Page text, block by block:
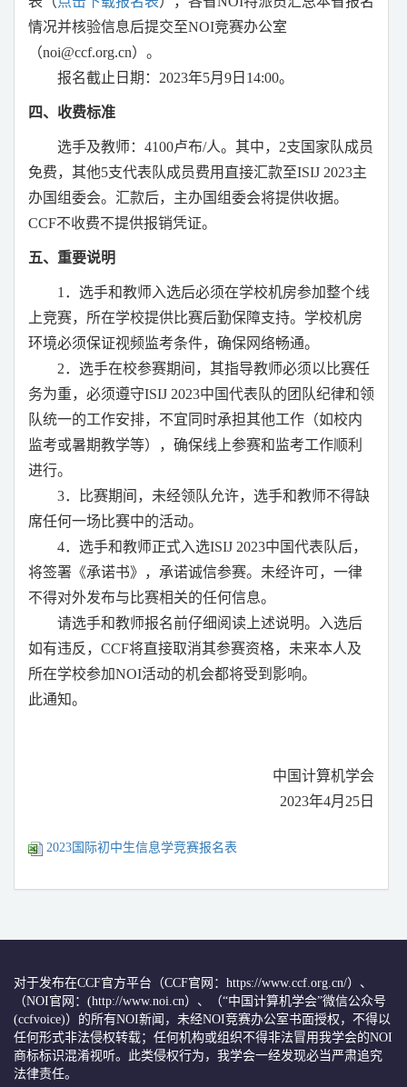
情况并核验信息后提交至NOI竞赛办公室
（noi@ccf.org.cn）。
报名截止日期： 2023年5月 9 日 14:00。
四、收费标准
选手及教师： 4100卢布/人。其中， 2支国家队成员
免费，其他5支代表队成员费用直接汇款至ISIJ 2023主
办国组委会。汇款后，主办国组委会将提供收据。
CCF不收费不提供报销凭证。
五、重要说明
1 ．选手和教师入选后必须在学校机房参加整个线
上竞赛，所在学校提供比赛后勤保障支持。学校机房
环境必须保证视频监考条件，确保网络畅通。
2．选手在校参赛期间，其指导教师必须以比赛任
务为重，必须遵守ISIJ 2023中国代表队的团队纪律和领
队统一的工作安排，不宜同时承担其他工作（如校内
监考或暑期教学等），确保线上参赛和监考工作顺利
进行。
3．比赛期间，未经领队允许，选手和教师不得缺
席任何一场比赛中的活动。
4．选手和教师正式入选ISIJ 2023中国代表队后，
将签署《承诺书》，承诺诚信参赛。未经许可，一律
不得对外发布与比赛相关的任何信息。
请选手和教师报名前仔细阅读上述说明。入选后
如有违反， CCF将直接取消其参赛资格，未来本人及
所在学校参加NOI活动的机会都将受到影响。
此通知。
中国计算机学会
2023年4月 25 日
2023国际初中生信息学竞赛报名表
对于发布在CCF官方平台（CCF官网：https://www.ccf.org.cn/）、
（NOI官网：(http://www.noi.cn）、（“中国计算机学会”微信公众号
(ccfvoice)）的所有NOI新闻，未经NOI竞赛办公室书面授权，不得以
任何形式非法侵权转载；任何机构或组织不得非法冒用我学会的NOI
商标标识混淆视听。此类侵权行为，我学会一经发现必当严肃追究
法律责任。